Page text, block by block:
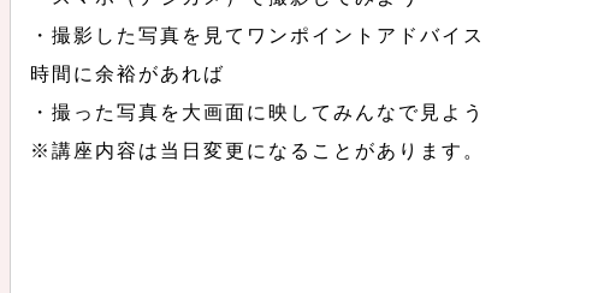
・撮影した写真を見てワンポイントアドバイス
時間に余裕があれば
・撮った写真を大画面に映してみんなで見よう
※講座内容は当日変更になることがあります。